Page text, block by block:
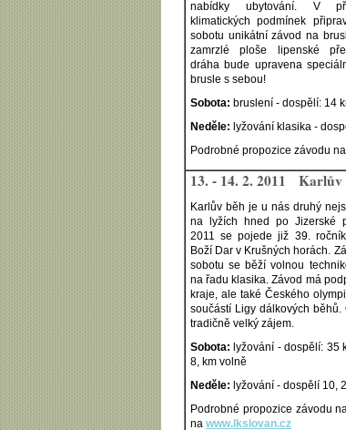
nabídky ubytování. V
klimatických podmínek
sobotu unikátní závod na
zamrzlé ploše lipenské
dráha bude upravena
brusle s sebou!
Sobota: bruslení - dospělí: 14
Neděle: lyžování klasika -
Podrobné propozice závodu
13. - 14. 2. 2011 Karlův
Karlův běh je u nás druhý
na lyžích hned po Jizerské
2011 se pojede již 39.
Boží Dar v Krušných horách.
sobotu se běží volnou
na řadu klasika. Závod má
kraje, ale také Českého
součástí Ligy dálkových běhů.
tradičně velký zájem.
Sobota: lyžování - dospělí: 35
8, km volně
Neděle: lyžování - dospělí 10,
Podrobné propozice závodu
na www.lkslovan.cz